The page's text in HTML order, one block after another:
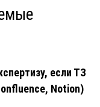
если ТЗ
Notion)